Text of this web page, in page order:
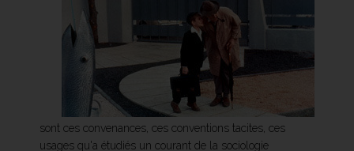
sont ces convenances, ces conventions tacites, ces
usages qu'a étudiés un courant de la sociologie